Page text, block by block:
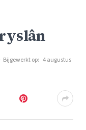
Bijgewerkt op: 4 augustus